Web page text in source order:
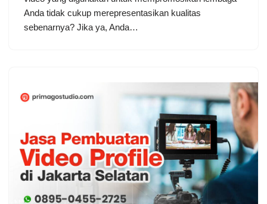
Anda tidak cukup merepresentasikan kualitas
sebenarnya? Jika ya, Anda…